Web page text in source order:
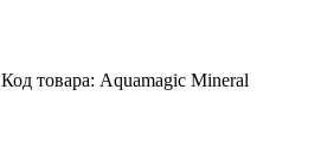
Код товара: Aquamagic Mineral